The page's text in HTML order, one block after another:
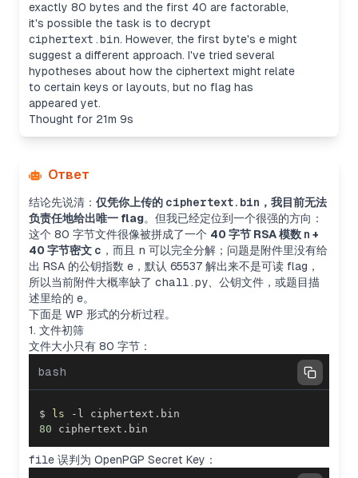
exactly 80 bytes and the first 40 are factorable,
it's possible the task is to decrypt
ciphertext.bin. However, the first byte's e might
suggest a different approach. I've tried several
hypotheses about how the ciphertext might relate
to certain keys or layouts, but no flag has
appeared yet.
Thought for 21m 9s
Ответ
结论先说清： 仅凭你上传的 ciphertext.bin ，我目前无法
负责任地给出唯一 flag。但我已经定位到一个很强的方向：
这个 80 字节文件很像被拼成了一个 40 字节 RSA 模数 n +
40 字节密文 c ，而且 n 可以完全分解；问题是附件里没有给
出 RSA 的公钥指数 e ，默认 65537 解出来不是可读 flag，
所以当前附件大概率缺了 chall.py 、公钥文件，或题目描
述里给的 e。
下面是 WP 形式的分析过程。
1. 文件初筛
文件大小只有 80 字节：
bash
$ ls
80 ciphertext.bin
file 误判为 OpenPGP Secret Key：